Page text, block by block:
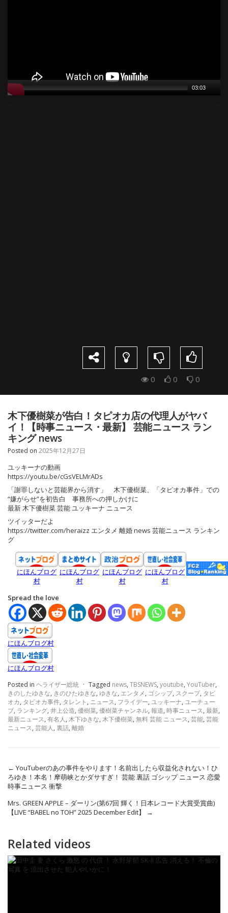
03:03
0 0 0
木下優樹菜が告白！タピオカ店の代理人がヤバ
イ！【時事ニュース・最新】 芸能ニュース ラン
キング news
Posted on 2025年12月27日
ユッキーナの動画
https://youtu.be/cGsVELMrADs
「謝罪しないと芸能界から消す」 木下優樹菜、「タピオカ事件」での
“嫌がらせ”を初告白 事務所への押しかけに
最新 木下優樹菜 芸能 ユッキーナ ニュース
ツイッターだよ
https://twitter.com/heraizz エンタメ 離婚 news 芸能ニュース ランキン
グ
にほんブログ
村
にほんブログ
村
にほんブログ
村
にほんブログ
村
Spread the love
にほんブログ村
にほんブログ村
Posted in ヘライザー総統 · Tagged news, TBSNEWS, youtube, YouTuber,
きのしたゆきな, きのひたゆきな, ゆきな, エンタメ, ゴシップ, スクープ, タピ
オカ, タピオカ事件, タレント , ニュース, フライデー, ユッキーナ, ユーチュー
ブ, ランキング, 井上公造, 優樹菜, 優樹菜チャンネル, 報道, 時事ニュース, 最新,
最新ニュース, 有名人, 木下ゆきな, 木下優樹菜, 無料 芸能 ニュース, 芸能, 芸能
ニュース, 芸能人, 裏話, 離婚
← YouTuberのあの事件をやります！名前出したら収益化されない！ひ
ろゆき！本名！摩萌峡とかダサすぎ！ 芸能 裏話 ゴシップ ニュース 恋愛
時事ニュース 衝撃
Mrs. GREEN APPLE – ダーリン(第67回 輝く！日本レコード大賞受賞曲)
【LIVE “BABEL no TOH” 2025 December Edit】
→
Related videos